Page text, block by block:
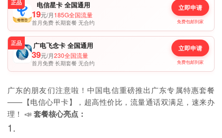
正品 电信星卡 全国通用
19元/月185G全国流量
首月免费 长期套餐 无合约
立即申请
免费包邮到家
正品 广电飞念卡 全国通用
39元/月230全国流量
首月免费 长期套餐 无合约
立即申请
免费包邮到家
广东的朋友们注意啦！中国电信重磅推出广东专属特惠套餐
——【电信心甲卡】，超高性价比，流量通话双满足，速来办
理！ 📣 套餐核心亮点：
1.